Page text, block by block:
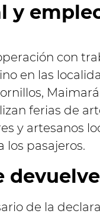
y
con
en las
ferias de
y artesanos
pasajeros.
de la